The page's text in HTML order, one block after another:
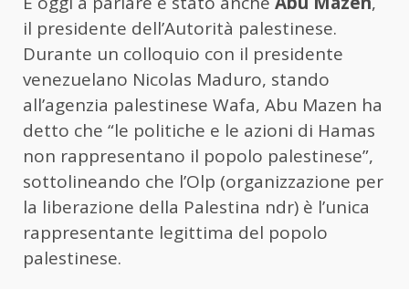
il presidente dell’Autorità palestinese.
Durante un colloquio con il presidente
venezuelano Nicolas Maduro, stando
all’agenzia palestinese Wafa, Abu Mazen ha
detto che “le politiche e le azioni di Hamas
non rappresentano il popolo palestinese”,
sottolineando che l’Olp (organizzazione per
la liberazione della Palestina ndr) è l’unica
rappresentante legittima del popolo
palestinese.